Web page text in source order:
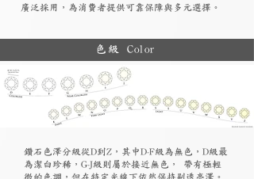
廣泛採用，為消費者提供可靠保障與多元選擇。
色級 Color
鑽石色澤分級從D到Z，其中D-F級為無色，D級最
為潔白珍稀，G-J級則屬於接近無色， 帶有極輕
微的色調，但在特定光線下依然保持剔透亮澤。